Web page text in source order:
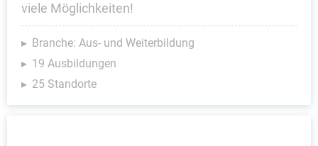
viele Möglichkeiten!
Branche: Aus- und Weiterbildung
19 Ausbildungen
25 Standorte